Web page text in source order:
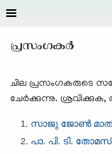
Skip to main content
പ്രസംഗകര്‍
ചില പ്രസംഗകരുടെ
ചേര്‍ക്കുന്നു.
സാജു ജോണ്‍
പാ. പി. ടി.